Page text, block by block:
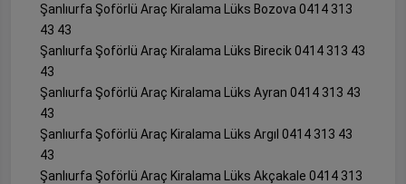
Şanlıurfa Şoförlü Araç Kiralama Lüks Bozova 0414 313
43 43
Şanlıurfa Şoförlü Araç Kiralama Lüks Birecik 0414 313 43
43
Şanlıurfa Şoförlü Araç Kiralama Lüks Ayran 0414 313 43
43
Şanlıurfa Şoförlü Araç Kiralama Lüks Argıl 0414 313 43
43
Şanlıurfa Şoförlü Araç Kiralama Lüks Akçakale 0414 313